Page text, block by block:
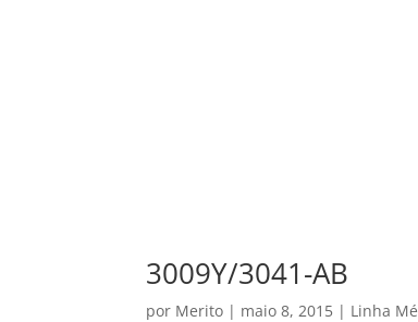
3009Y/3041-AB
por Merito | maio 8, 2015 | Linha